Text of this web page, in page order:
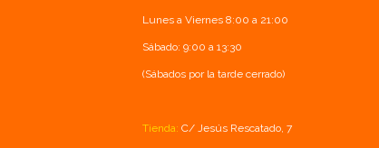
Lunes a Viernes 8:00 a 21:00
Sábado: 9:00 a 13:30
(Sábados por la tarde cerrado)
Tienda: C/ Jesús Rescatado, 7